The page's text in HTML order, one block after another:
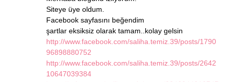
Siteye üye oldum.
Facebook sayfasını beğendim
şartlar eksiksiz olarak tamam..kolay gelsin
http://www.facebook.com/saliha.temiz.39/posts/1790
96898880752
http://www.facebook.com/saliha.temiz.39/posts/2642
10647039384